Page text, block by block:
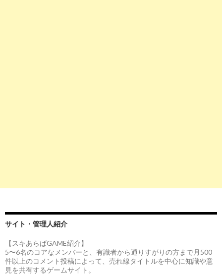
サイト・管理人紹介
【スキあらばGAME紹介】
5〜6名のコアなメンバーと、有識者から通りすがりの方まで月500
件以上のコメント投稿によって、売れ線タイトルを中心に知識や意
見を共有するゲームサイト。